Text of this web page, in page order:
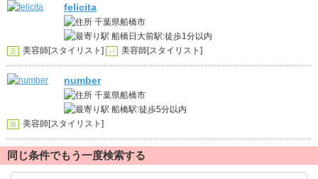
felicita
千葉県船橋市
船橋日大前駅:徒歩1分以内
正 美容師[スタイリスト] パ 美容師[スタイリスト]
number
千葉県船橋市
船橋駅:徒歩5分以内
面 美容師[スタイリスト]
同じ条件でもう一度検索する